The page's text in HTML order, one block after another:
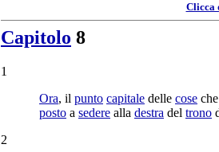
Clicca
Capitolo 8
1
Ora, il punto capitale delle cose
posto a sedere alla destra del trono
2